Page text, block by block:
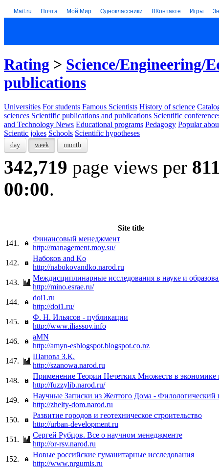
Mail.ru Почта Мой Мир Одноклассники ВКонтакте Игры
Rating > Science/Engineering/
publications
Universities For students Famous Scientists History of science
sciences Scientific publications and publications Scientific
and Technology News Educational programs Pedagogy Popular
Scientic jokes Schools Scientific hypotheses
day week month
342,719 page views per
00:00.
Site title
141.
Финансовый менеджмент
http://management.moy.su/
142.
Набоков and Ko
http://nabokovandko.narod.ru
143.
Междисциплинарные исследования в науке и
http://mino.esrae.ru/
144.
doi1.ru
http://doi1.ru/
145.
Ф. Н. Ильясов - публикации
http://www.iliassov.info
146.
aMN
http://amyn-esblogspot.blogspot.co.nz
147.
Шанова З.К.
http://szanowa.narod.ru
148.
Применение Теории Нечетких Множеств в экономике
http://fuzzylib.narod.ru/
149.
Научные Записки из Желтого Дома - Филологический
http://zhelty-dom.narod.ru
150.
Развитие городов и геотехническое строительство
http://urban-development.ru
151.
Сергей Рубцов. Все о научном менеджменте
http://or-rsv.narod.ru
152.
Новые российские гуманитарные исследования
http://www.nrgumis.ru